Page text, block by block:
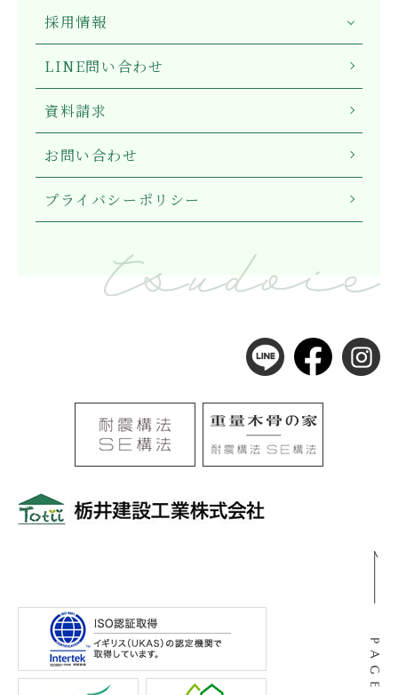
採用情報
LINE問い合わせ
資料請求
お問い合わせ
プライバシーポリシー